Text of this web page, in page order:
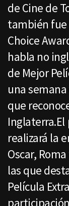
de Cine de
también fue
Choice
habla no
de Mejor
una
que
Inglaterra.El
realizará la
Oscar,
las que
Película